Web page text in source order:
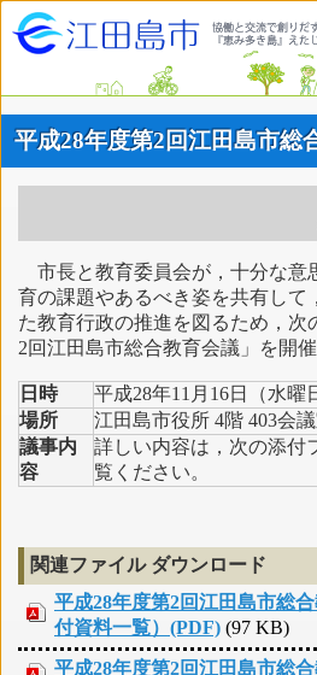
平成28年度第2回江田島市総
市長と教育委員会が，十分な意
育の課題やあるべき姿を共有して
た教育行政の推進を図るため，次
2回江田島市総合教育会議」を開催
日時
平成28年11月16日（水曜
場所
江田島市役所 4階 403会
議事内
容
詳しい内容は，次の添付
覧ください。
関連ファイル ダウンロード
平成28年度第2回江田島市総
付資料一覧）(PDF) (97 KB)
平成28年度第2回江田島市総